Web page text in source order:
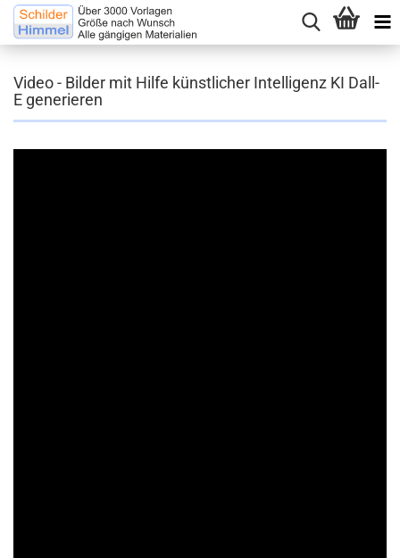
Video - Bilder mit Hilfe künstlicher Intelligenz KI Dall-
E generieren